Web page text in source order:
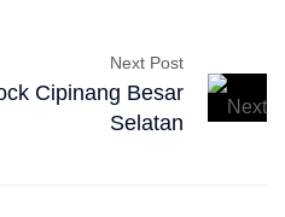
Next Post
Cipinang Besar
Selatan